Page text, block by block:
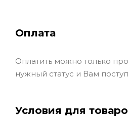
Оплата
Оплатить можно только
нужный статус и Вам
Условия для